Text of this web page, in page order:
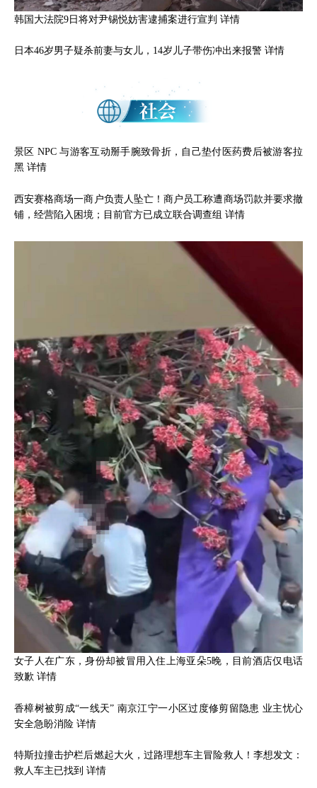
韩国大法院9日将对尹锡悦妨害逮捕案进行宣判 详情
日本46岁男子疑杀前妻与女儿，14岁儿子带伤冲出来报警 详情
景区 NPC 与游客互动掰手腕致骨折，自己垫付医药费后被游客拉
黑 详情
西安赛格商场一商户负责人坠亡！商户员工称遭商场罚款并要求撤
铺，经营陷入困境；目前官方已成立联合调查组 详情
女子人在广东，身份却被冒用入住上海亚朵5晚，目前酒店仅电话
致歉 详情
香樟树被剪成“一线天” 南京江宁一小区过度修剪留隐患 业主忧心
安全急盼消险 详情
特斯拉撞击护栏后燃起大火，过路理想车主冒险救人！李想发文：
救人车主已找到 详情